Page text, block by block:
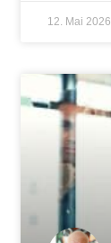
12. Mai 2026